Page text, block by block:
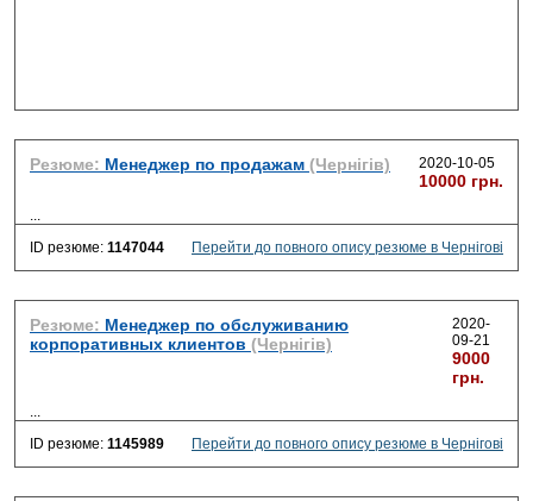
Резюме: Менеджер по продажам (Чернігів) 2020-10-05
10000 грн.
...
ID резюме: 1147044 Перейти до повного опису резюме в Чернігові
Резюме: Менеджер по обслуживанию
корпоративных клиентов (Чернігів)
2020-
09-21
9000
грн.
...
ID резюме: 1145989 Перейти до повного опису резюме в Чернігові